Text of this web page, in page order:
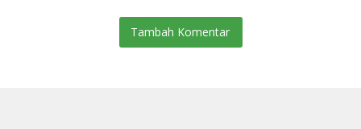
Tambah Komentar